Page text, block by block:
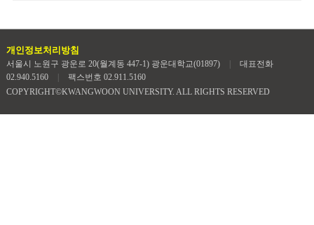
개인정보처리방침
서울시 노원구 광운로 20(월계동 447-1) 광운대학교(01897)
대표전화
02.940.5160
팩스번호 02.911.5160
COPYRIGHT©KWANGWOON UNIVERSITY. ALL RIGHTS RESERVED